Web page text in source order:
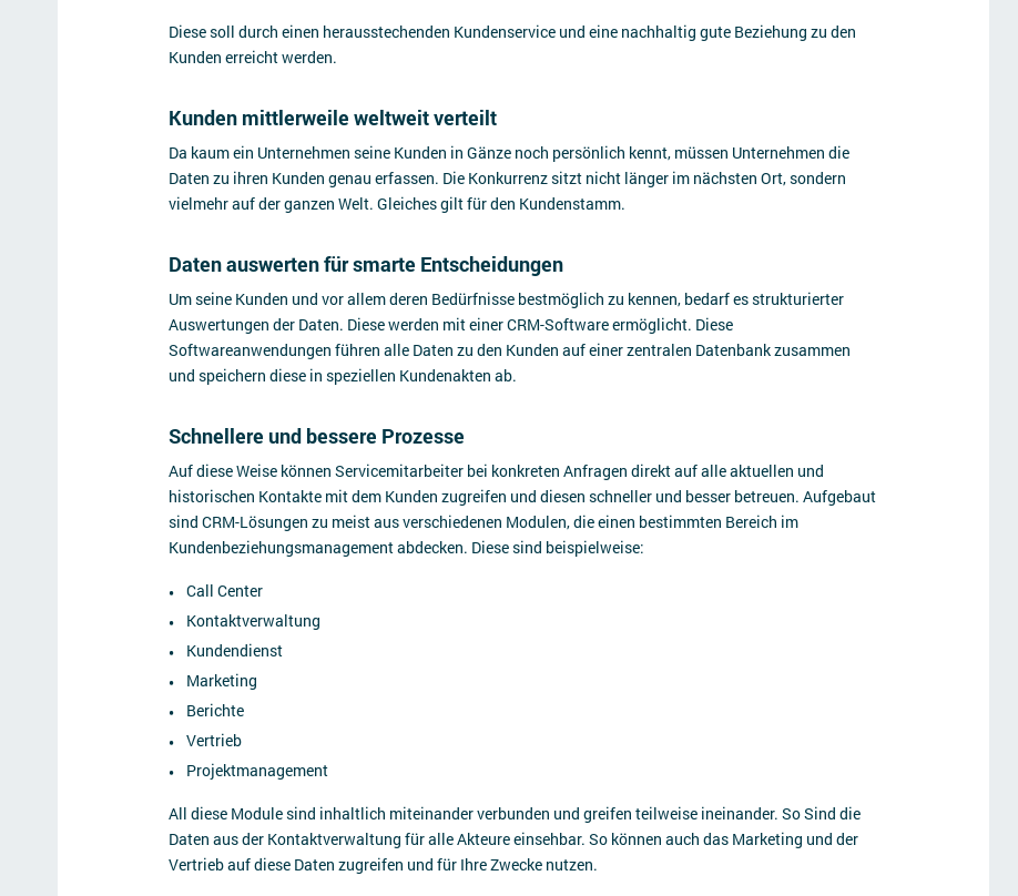
Diese soll durch einen herausstechenden Kundenservice und eine nachhaltig gute Beziehung zu den
Kunden erreicht werden.
Kunden mittlerweile weltweit verteilt
Da kaum ein Unternehmen seine Kunden in Gänze noch persönlich kennt, müssen Unternehmen die
Daten zu ihren Kunden genau erfassen. Die Konkurrenz sitzt nicht länger im nächsten Ort, sondern
vielmehr auf der ganzen Welt. Gleiches gilt für den Kundenstamm.
Daten auswerten für smarte Entscheidungen
Um seine Kunden und vor allem deren Bedürfnisse bestmöglich zu kennen, bedarf es strukturierter
Auswertungen der Daten. Diese werden mit einer CRM-Software ermöglicht. Diese
Softwareanwendungen führen alle Daten zu den Kunden auf einer zentralen Datenbank zusammen
und speichern diese in speziellen Kundenakten ab.
Schnellere und bessere Prozesse
Auf diese Weise können Servicemitarbeiter bei konkreten Anfragen direkt auf alle aktuellen und
historischen Kontakte mit dem Kunden zugreifen und diesen schneller und besser betreuen. Aufgebaut
sind CRM-Lösungen zu meist aus verschiedenen Modulen, die einen bestimmten Bereich im
Kundenbeziehungsmanagement abdecken. Diese sind beispielweise:
Call Center
Kontaktverwaltung
Kundendienst
Marketing
Berichte
Vertrieb
Projektmanagement
All diese Module sind inhaltlich miteinander verbunden und greifen teilweise ineinander. So Sind die
Daten aus der Kontaktverwaltung für alle Akteure einsehbar. So können auch das Marketing und der
Vertrieb auf diese Daten zugreifen und für Ihre Zwecke nutzen.